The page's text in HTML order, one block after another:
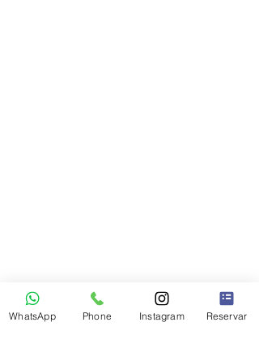
WhatsApp Phone Instagram Reservar